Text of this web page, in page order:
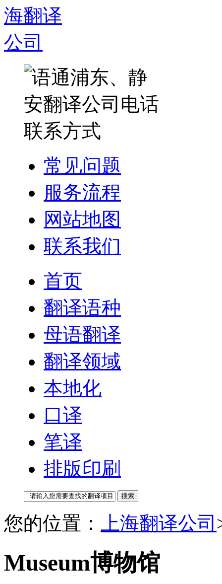
常见问题
服务流程
网站地图
联系我们
首页
翻译语种
母语翻译
翻译领域
本地化
口译
笔译
排版印刷
您的位置： 上海翻译公司
Museum博物馆